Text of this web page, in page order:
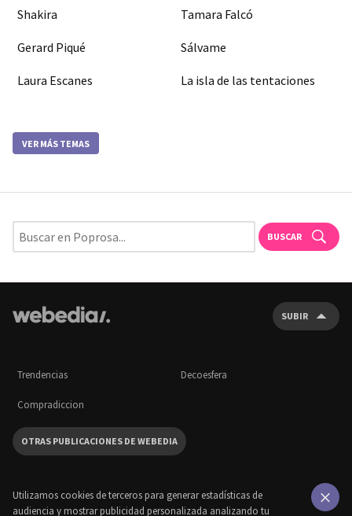
Shakira Tamara Falcó
Gerard Piqué Sálvame
Laura Escanes La isla de las tentaciones
VER MÁS TEMAS
BUSCAR
SUBIR
Trendencias Decoesfera
Compradiccion
OTRAS PUBLICACIONES DE WEBEDIA
Utilizamos cookies de terceros para generar estadísticas de
audiencia y mostrar publicidad personalizada analizando tu